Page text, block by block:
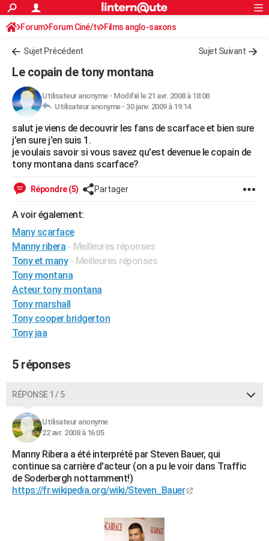
ACTUALITÉS
Politique
Société
Faits Divers
Education
Monde
Villes
+
FINANCE
Retraite
Impôts
Epargne
Immobilier
Risques naturels par ville
Banque
Assurance
Crédit
AUTO
Essais
Réserver un essai
Citadines
Berlines
SUV
Forum auto
+HIGH-TECH
Mobiles
Meilleur smartphone
Internet
Ordinateurs
Jeux vidéo
Guide high-tech
+BRICOLAGE
Forum
Aménagement intérieur
Extérieur
Cuisine
Salle de bains
Jardinage
Rangement
WEEK-END
LIFESTYLE
Art de vivre
Bien-être
Loisirs
Mode
Modes de vie
SANTE
Alimentation
Guide de la santé
Maladies
Médicaments
Sommeil
VOYAGE
Destinations
City break
Voyage nature
Voyage de noces
Forum
Climat
+PHOTO
GUIDES D'ACHAT
BONS PLANS
COPAINS D'AVANT
S'inscrire
Se connecter
Lycées
Collèges
Primaires
Universités
Entreprises
Service militaire
Avis de recherche
AVIS DE DÉCÈS
FORUM
S'inscrire
Connexion
Forum Forum Ciné/tv Films anglo-saxons
Sujet Précédent Sujet Suivant
Le copain de tony montana
Utilisateur anonyme- Modifié le 21 avr. 2008 à 18:08
Utilisateur anonyme - 30 janv. 2009 à 19:14
salut je viens de decouvrir les fans de scarface et bien sure
j'en sure j'en suis 1.
je voulais savoir si vous savez qu'est devenue le copain de
tony montana dans scarface?
Répondre (5) Partager
A voir également:
Many scarface
Manny ribera - Meilleures réponses
Tony et many - Meilleures réponses
Tony montana
Acteur tony montana
Tony marshall
Tony cooper bridgerton
Tony jaa
5 réponses
RÉPONSE 1 / 5
Utilisateur anonyme
22 avr. 2008 à 16:05
Manny Ribera a été interprété par Steven Bauer, qui
continue sa carrière d'acteur (on a pu le voir dans Traffic
de Soderbergh nottamment!)
https://fr.wikipedia.org/wiki/Steven_Bauer